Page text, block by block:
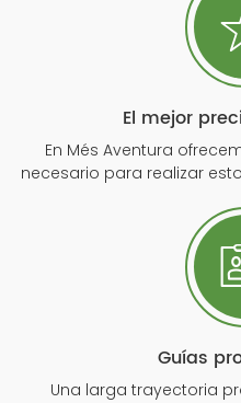
El mejor
En Més Aventura
necesario para realizar
Guías
Una larga trayectoria